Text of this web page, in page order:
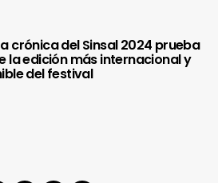
crónica del Sinsal 2024 prueba
la edición más internacional y
del festival